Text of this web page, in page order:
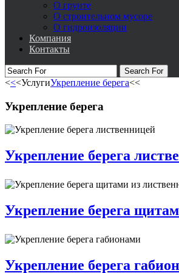
О грунте
О строительном мусоре
О гидроизоляции
Компания
Контакты
Search For
<<<УслугиУкрепление берега<<
Укрепление берега
Укрепление берега
Укрепление берега
Укрепление берега